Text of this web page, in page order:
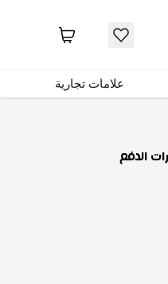
علامات تجارية
الدفع